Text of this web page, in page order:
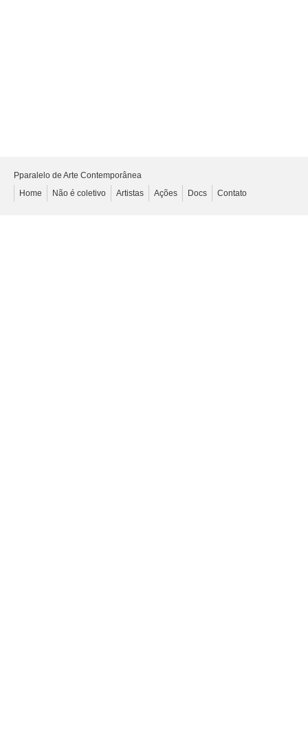
Pparalelo de Arte Contemporânea
Home
Não é coletivo Artistas Ações Docs Contato